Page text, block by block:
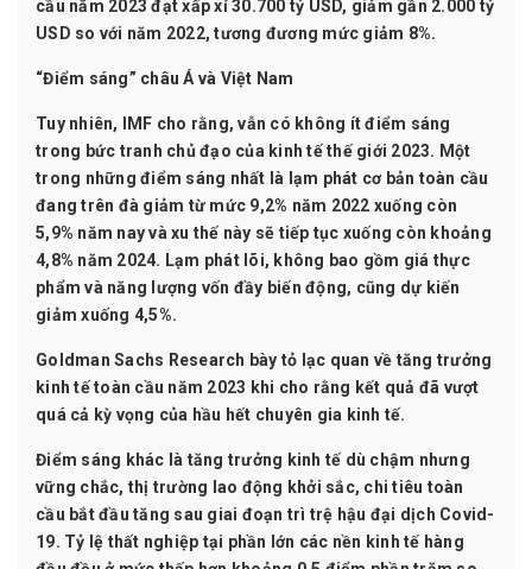
cầu năm 2023 đạt xấp xỉ 30.700 tỷ USD, giảm gần 2.000 tỷ
USD so với năm 2022, tương đương mức giảm 8%.
“Điểm sáng” châu Á và Việt Nam
Tuy nhiên, IMF cho rằng, vẫn có không ít điểm sáng
trong bức tranh chủ đạo của kinh tế thế giới 2023. Một
trong những điểm sáng nhất là lạm phát cơ bản toàn cầu
đang trên đà giảm từ mức 9,2% năm 2022 xuống còn
5,9% năm nay và xu thế này sẽ tiếp tục xuống còn khoảng
4,8% năm 2024. Lạm phát lõi, không bao gồm giá thực
phẩm và năng lượng vốn đầy biến động, cũng dự kiến
giảm xuống 4,5%.
Goldman Sachs Research bày tỏ lạc quan về tăng trưởng
kinh tế toàn cầu năm 2023 khi cho rằng kết quả đã vượt
quá cả kỳ vọng của hầu hết chuyên gia kinh tế.
Điểm sáng khác là tăng trưởng kinh tế dù chậm nhưng
vững chắc, thị trường lao động khởi sắc, chi tiêu toàn
cầu bắt đầu tăng sau giai đoạn trì trệ hậu đại dịch Covid-
19. Tỷ lệ thất nghiệp tại phần lớn các nền kinh tế hàng